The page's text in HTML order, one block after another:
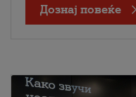
Дознај повеќе